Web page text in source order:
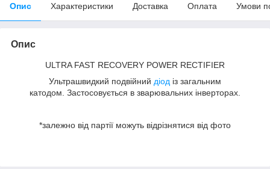
Опис Характеристики Доставка Оплата Умови
Опис
ULTRA FAST RECOVERY POWER RECTIFIER
Ультрашвидкий подвійний діод із загальним
катодом. Застосовується в зварювальних інверторах.
*залежно від партії можуть відрізнятися від фото